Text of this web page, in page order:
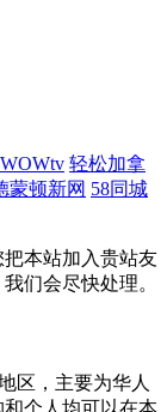
WOWtv 轻松加拿
蒙顿新网 58同城
本站加入贵站友
们会尽快处理。
区，主要为华人